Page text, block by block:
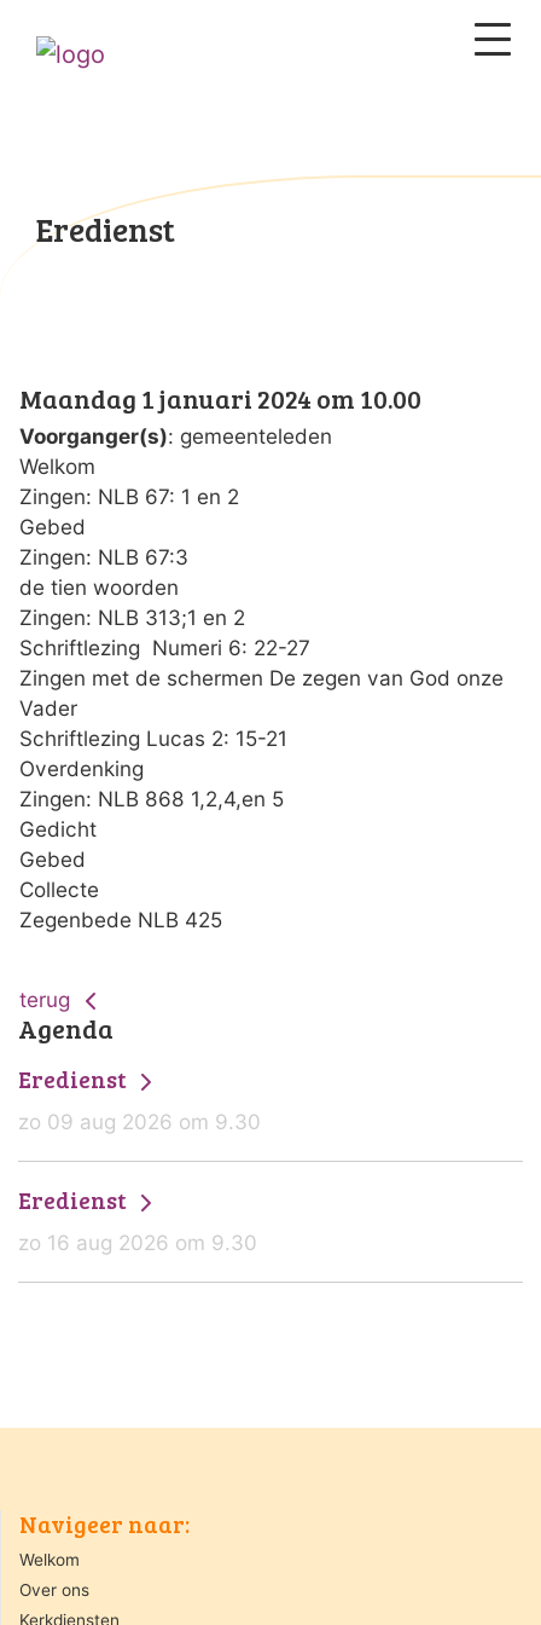
Eredienst
Maandag 1 januari 2024 om 10.00
Voorganger(s): gemeenteleden
Welkom
Zingen: NLB 67: 1 en 2
Gebed
Zingen: NLB 67:3
de tien woorden
Zingen: NLB 313;1 en 2
Schriftlezing Numeri 6: 22-27
Zingen met de schermen De zegen van God onze
Vader
Schriftlezing Lucas 2: 15-21
Overdenking
Zingen: NLB 868 1,2,4,en 5
Gedicht
Gebed
Collecte
Zegenbede NLB 425
terug
Agenda
Eredienst
zo 09 aug 2026 om 9.30
Eredienst
zo 16 aug 2026 om 9.30
Navigeer naar:
Welkom
Over ons
Kerkdiensten